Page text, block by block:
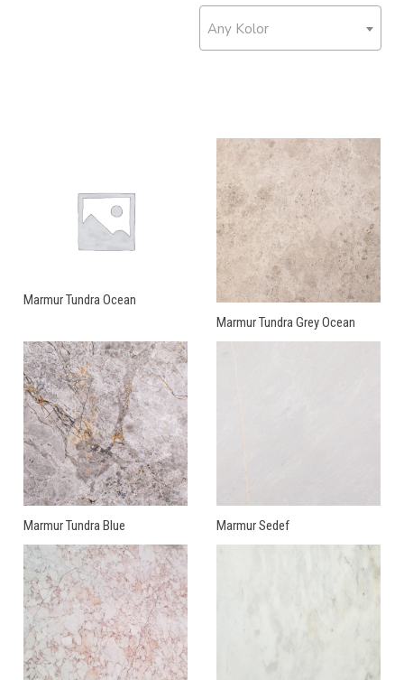
Any Kolor
Marmur Tundra Ocean
Marmur Tundra Grey Ocean
Marmur Tundra Blue Marmur Sedef